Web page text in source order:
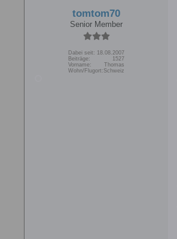
tomtom70
Senior Member
Dabei seit: 18.08.2007
Beiträge:
1527
Vorname:
Thomas
Wohn/Flugort: Schweiz